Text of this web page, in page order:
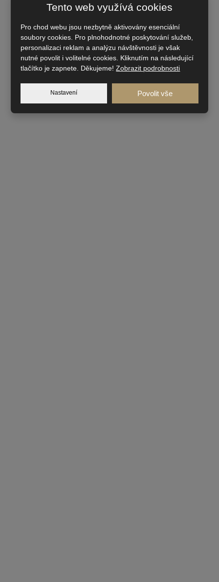
Tento web využívá cookies
Pro chod webu jsou nezbytně aktivovány esenciální
soubory cookies. Pro plnohodnotné poskytování služeb,
personalizaci reklam a analýzu návštěvnosti je však
nutné povolit i volitelné cookies. Kliknutím na následující
tlačítko je zapnete. Děkujeme!Zobrazit podrobnosti
Nastavení Povolit vše